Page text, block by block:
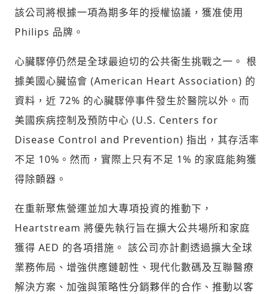
登入或註冊
歡迎您加入《旭時報》
輸入 Email 驗證碼
請輸入發送到的驗證碼
(十分鐘內有效)
該公司將根據一項為期多年的授權協議，獲准使用
Philips 品牌。
心臟驟停仍然是全球最迫切的公共衞生挑戰之一。 根
據美國心臟協會 (American Heart Association) 的
資料，近 72% 的心臟驟停事件發生於醫院以外。而
美國疾病控制及預防中心 (U.S. Centers for
Disease Control and Prevention) 指出，其存活率
不足 10%。然而，實際上只有不足 1% 的家庭能夠獲
得除顫器。
在重新聚焦營運並加大專項投資的推動下，
Heartstream 將優先執行旨在擴大公共場所和家庭
獲得 AED 的各項措施。 該公司亦計劃透過擴大全球
業務佈局、增強供應鏈韌性、現代化數碼及互聯醫療
解決方案、加強與策略性分銷夥伴的合作、推動以客